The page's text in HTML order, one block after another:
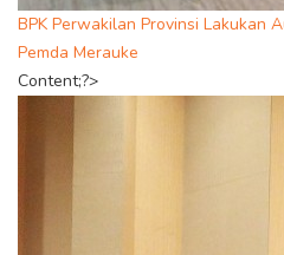
BPK Perwakilan Provinsi Lakukan
Pemda Merauke
Content;?>